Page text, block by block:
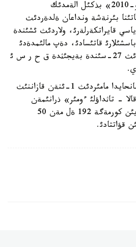
شانحايداعئ «ة ك س پ و-2010» بذكئل الةمدئك
بئرنةشة ونداعان ةلدةردئث
قايراتكةرلةرئ، ولاردئث ئشئندة
قاتئسادئ، دةپ مالئمدةدئ
سةيسةنبئ كذنئ، ءساؤئردئث 27-سئندة بةيجئثدة ق ح ر س ئ
«ة ك س پ و-2010» شانحايدا مامئردئث 1-ئنةن قازاننئث
- تاثداؤلئ ءومئر» ذرانئمةن
وتةدئ. قازئرگئ ؤاقئتقا دةيئن كورمةگة 192 ةل مةن 50
قؤاتتادئ.